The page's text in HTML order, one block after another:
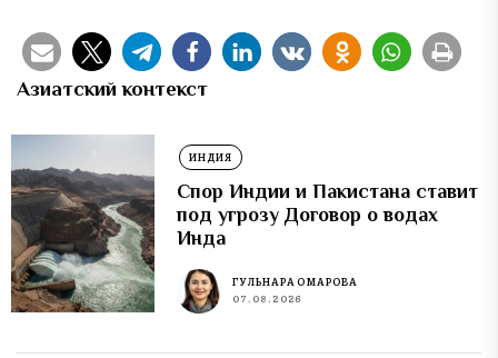
Азиатский контекст
ИНДИЯ
Спор Индии и Пакистана ставит
под угрозу Договор о водах
Инда
ГУЛЬНАРА ОМАРОВА
07.08.2026